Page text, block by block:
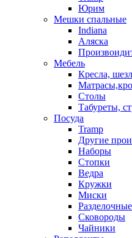
Юрим
Мешки спальные
Indiana
Аляска
Мебель
Кресла,
Столы
Табуреты,
Посуда
Tramp
Другие
Наборы
Стопки
Ведра
Кружки
Миски
Сковороды
Чайники